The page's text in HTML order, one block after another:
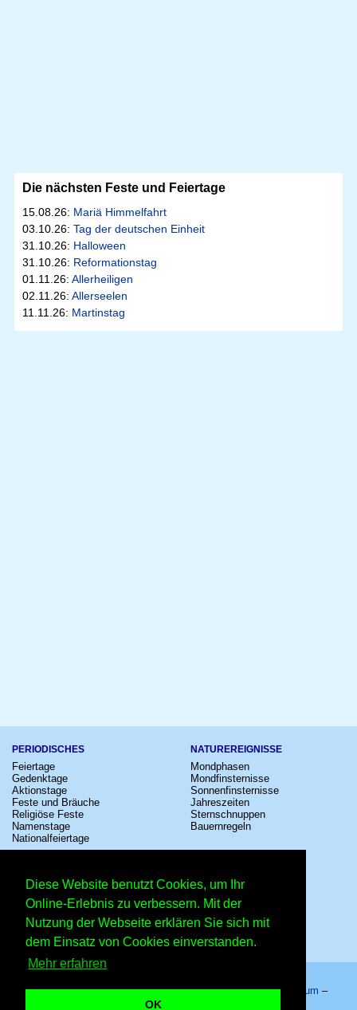
Diese Website benutzt Cookies, um Ihr
Online-Erlebnis zu verbessern. Mit der
Nutzung der Webseite erklären Sie sich mit
dem Einsatz von Cookies einverstanden.
Mehr erfahren
OK
Die nächsten Feste und Feiertage
15.08.26: Mariä Himmelfahrt
03.10.26: Tag der deutschen Einheit
31.10.26: Halloween
31.10.26: Reformationstag
01.11.26: Allerheiligen
02.11.26: Allerseelen
11.11.26: Martinstag
PERIODISCHES
Feiertage
Gedenktage
Aktionstage
Feste und Bräuche
Religiöse Feste
Namenstage
Nationalfeiertage
NATUREREIGNISSE
Mondphasen
Mondfinsternisse
Sonnenfinsternisse
Jahreszeiten
Sternschnuppen
Bauernregeln
Konzerte
Kinostarts
Festivals
Fußball
Comedy
Shows
Zeitumstellung
Sternzeichen
Schalttage
Messen
Erinnerungen
Volksfeste
Startseite–Kalender–Lexikon–App–Sitemap–Impressum –
Datenschutzhinweis